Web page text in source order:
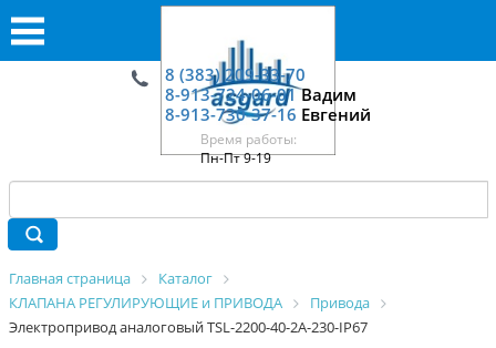
8 (383) 209-33-70
8-913-724-06-01Вадим
8-913-730-37-16 Евгений
Время работы:
Пн-Пт 9-19
Главная страница
Каталог
КЛАПАНА РЕГУЛИРУЮЩИЕ и ПРИВОДА
Привода
Электропривод аналоговый TSL-2200-40-2А-230-IP67